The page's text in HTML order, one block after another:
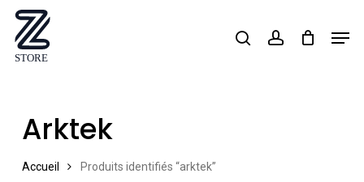
Skip
main
searchaccount
Arktek
Accueil Produits identifiés “arktek”
Close